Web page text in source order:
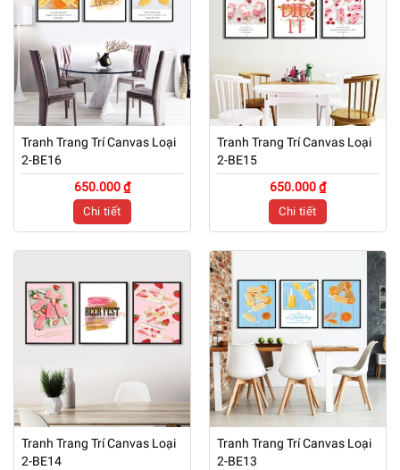
Tranh Trang Trí Canvas Loại
2-BE16
650.000 ₫
Chi tiết
Tranh Trang Trí Canvas Loại
2-BE15
650.000 ₫
Chi tiết
Tranh Trang Trí Canvas Loại
2-BE14
Tranh Trang Trí Canvas Loại
2-BE13